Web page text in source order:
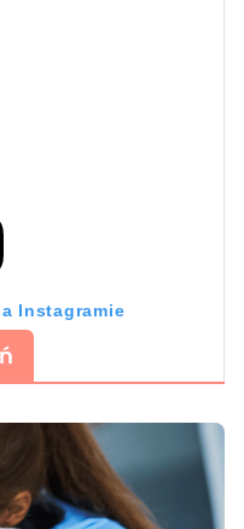
Instagramie